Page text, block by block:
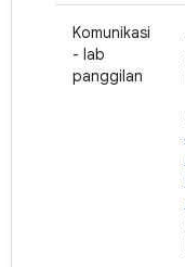
Komunikasi
- lab
panggilan